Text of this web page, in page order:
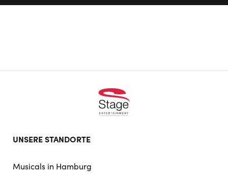
doormat
UNSERE STANDORTE
Musicals in Hamburg